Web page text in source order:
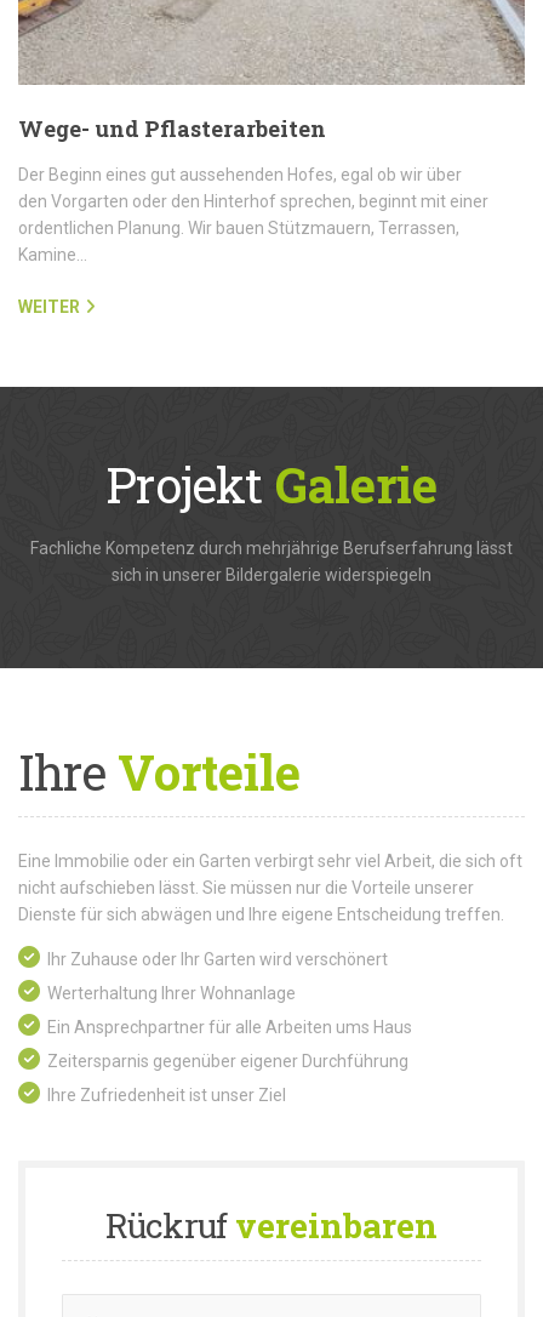
Wege- und Pflasterarbeiten
Der Beginn eines gut aussehenden Hofes, egal ob wir über
den Vorgarten oder den Hinterhof sprechen, beginnt mit einer
ordentlichen Planung. Wir bauen Stützmauern, Terrassen,
Kamine…
WEITER
Projekt Galerie
Fachliche Kompetenz durch mehrjährige Berufserfahrung lässt
sich in unserer Bildergalerie widerspiegeln
IhreVorteile
Eine Immobilie oder ein Garten verbirgt sehr viel Arbeit, die sich oft
nicht aufschieben lässt. Sie müssen nur die Vorteile unserer
Dienste für sich abwägen und Ihre eigene Entscheidung treffen.
Ihr Zuhause oder Ihr Garten wird verschönert
Werterhaltung Ihrer Wohnanlage
Ein Ansprechpartner für alle Arbeiten ums Haus
Zeitersparnis gegenüber eigener Durchführung
Ihre Zufriedenheit ist unser Ziel
Rückrufvereinbaren